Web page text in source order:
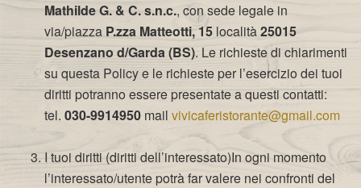
Mathilde G. & C. s.n.c., con sede legale in
via/piazza P.zza Matteotti, 15 località25015
Desenzano d/Garda (BS). Le richieste di chiarimenti
su questa Policy e le richieste per l’esercizio dei tuoi
diritti potranno essere presentate a questi contatti:
tel. 030-9914950 mail vivicaferistorante@gmail.com
I tuoi diritti (diritti dell’interessato)In ogni momento
l’interessato/utente potrà far valere nei confronti del